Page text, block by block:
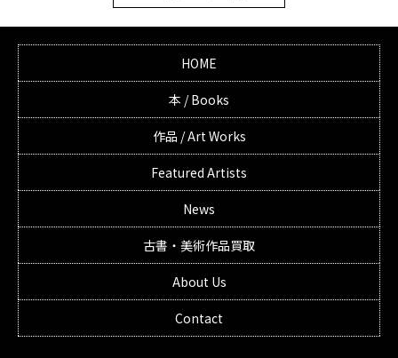
HOME
本 / Books
作品 / Art Works
Featured Artists
News
古書・美術作品買取
About Us
Contact